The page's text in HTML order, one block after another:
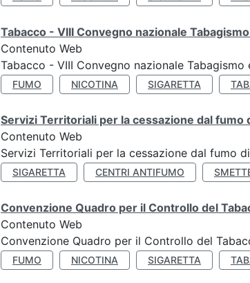
Tabacco - VIII Convegno nazionale
Contenuto Web
Tabacco - VIII Convegno nazionale
FUMO NICOTINA SIGARETTA
Servizi Territoriali per la cessazione dal
Contenuto Web
Servizi Territoriali per la cessazione dal fumo
SIGARETTA CENTRI ANTIFUMO
Convenzione Quadro per il Controllo del
Contenuto Web
Convenzione Quadro per il Controllo del
FUMO NICOTINA SIGARETTA